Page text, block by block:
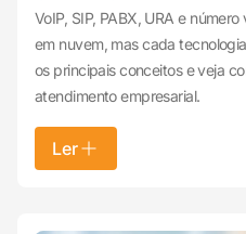
VoIP, SIP, PABX, URA e
em nuvem, mas cada
os principais conceitos e veja
atendimento empresarial.
Ler